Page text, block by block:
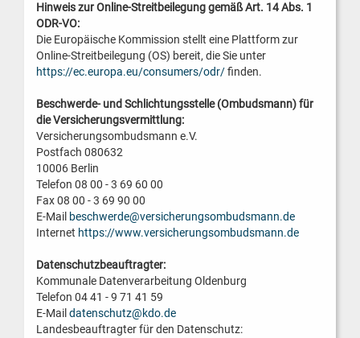
Hinweis zur Online-Streitbeilegung gemäß Art. 14 Abs. 1
ODR-VO:
Die Europäische Kommission stellt eine Plattform zur
Online-Streitbeilegung (OS) bereit, die Sie unter
https://ec.europa.eu/consumers/odr/finden.
Beschwerde- und Schlichtungsstelle (Ombudsmann) für
die Versicherungsvermittlung:
Versicherungsombudsmann e.V.
Postfach 080632
10006 Berlin
Telefon 08 00 - 3 69 60 00
Fax 08 00 - 3 69 90 00
E-Mail beschwerde@versicherungsombudsmann.de
Internet https://www.versicherungsombudsmann.de
Datenschutzbeauftragter:
Kommunale Datenverarbeitung Oldenburg
Telefon 04 41 - 9 71 41 59
E-Mail datenschutz@kdo.de
Landesbeauftragter für den Datenschutz: